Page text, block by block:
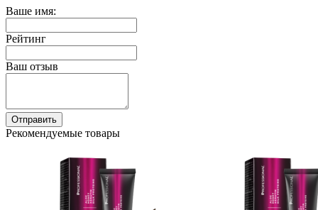
Ваше имя:
Рейтинг
Ваш отзыв
Отправить
Рекомендуемые товары